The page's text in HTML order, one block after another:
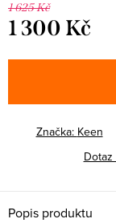
1 625 Kč
1 300 Kč
cena:
Značka: Keen
Popis produktu